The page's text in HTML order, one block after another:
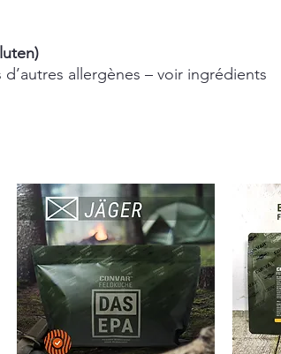
allergènes – voir ingrédients